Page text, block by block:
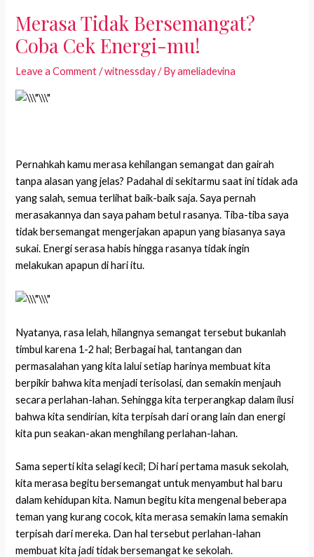
Merasa Tidak Bersemangat?
Coba Cek Energi-mu!
Leave a Comment /witnessday/ Byameliadevina
Pernahkah kamu merasa kehilangan semangat dan gairah
tanpa alasan yang jelas? Padahal di sekitarmu saat ini tidak ada
yang salah, semua terlihat baik-baik saja. Saya pernah
merasakannya dan saya paham betul rasanya. Tiba-tiba saya
tidak bersemangat mengerjakan apapun yang biasanya saya
sukai. Energi serasa habis hingga rasanya tidak ingin
melakukan apapun di hari itu.
Nyatanya, rasa lelah, hilangnya semangat tersebut bukanlah
timbul karena 1-2 hal; Berbagai hal, tantangan dan
permasalahan yang kita lalui setiap harinya membuat kita
berpikir bahwa kita menjadi terisolasi, dan semakin menjauh
secara perlahan-lahan. Sehingga kita terperangkap dalam ilusi
bahwa kita sendirian, kita terpisah dari orang lain dan energi
kita pun seakan-akan menghilang perlahan-lahan.
Sama seperti kita selagi kecil; Di hari pertama masuk sekolah,
kita merasa begitu bersemangat untuk menyambut hal baru
dalam kehidupan kita. Namun begitu kita mengenal beberapa
teman yang kurang cocok, kita merasa semakin lama semakin
terpisah dari mereka. Dan hal tersebut perlahan-lahan
membuat kita jadi tidak bersemangat ke sekolah.